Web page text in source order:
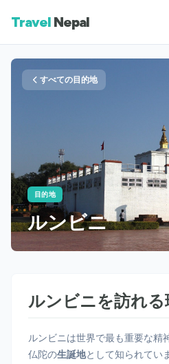
Travel Nepal
すべての目的地
目的地
ルンビニ
ルンビニを訪れる
ルンビニは世界で最も重要な精
仏陀の生誕地として知られてい